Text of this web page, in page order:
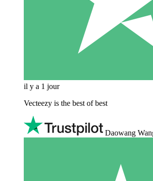
il y a 1 jour
Vecteezy is the best of best
Daowang